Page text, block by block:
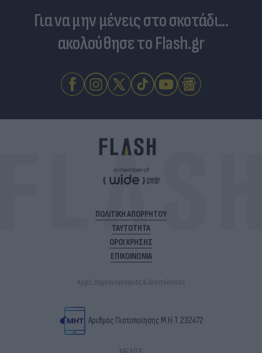
Για να μην μένεις στο σκοτάδι...
ακολούθησε το Flash.gr
ΠΟΛΙΤΙΚΗ ΑΠΟΡΡΗΤΟΥ
ΤΑΥΤΟΤΗΤΑ
ΟΡΟΙ ΧΡΗΣΗΣ
ΕΠΙΚΟΙΝΩΝΙΑ
Αρχές Δημοσιογραφίας & Δεοντολογίας
Αριθμός Πιστοποίησης Μ.Η.Τ.232472